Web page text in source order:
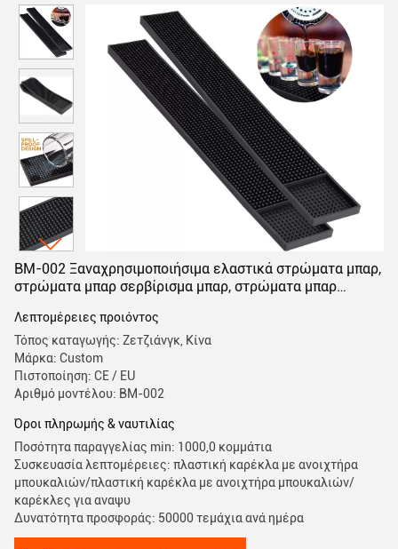
BM-002 Ξαναχρησιμοποιήσιμα ελαστικά στρώματα μπαρ,
στρώματα μπαρ σερβίρισμα μπαρ, στρώματα μπαρ
Λεπτομέρειες προιόντος
Τόπος καταγωγής: Ζετζιάνγκ, Κίνα
Μάρκα: Custom
Πιστοποίηση: CE / EU
Αριθμό μοντέλου: BM-002
Όροι πληρωμής & ναυτιλίας
Ποσότητα παραγγελίας min: 1000,0 κομμάτια
Συσκευασία λεπτομέρειες: πλαστική καρέκλα με ανοιχτήρα
μπουκαλιών/πλαστική καρέκλα με ανοιχτήρα μπουκαλιών/
καρέκλες για αναψυ
Δυνατότητα προσφοράς: 50000 τεμάχια ανά ημέρα